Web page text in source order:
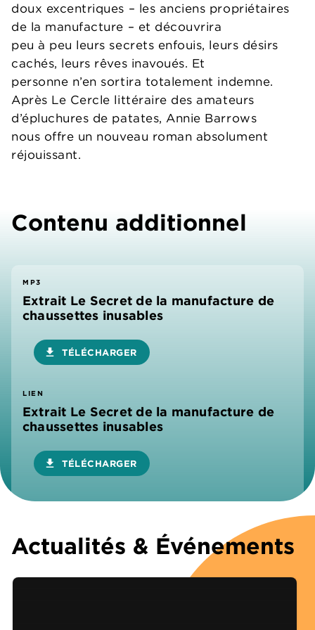
doux excentriques – les anciens propriétaires
de la manufacture – et découvrira
peu à peu leurs secrets enfouis, leurs désirs
cachés, leurs rêves inavoués. Et
personne n’en sortira totalement indemne.
Après Le Cercle littéraire des amateurs
d’épluchures de patates, Annie Barrows
nous offre un nouveau roman absolument
réjouissant.
Contenu additionnel
MP3
Extrait Le Secret de la manufacture de
chaussettes inusables
download TÉLÉCHARGER
LIEN
Extrait Le Secret de la manufacture de
chaussettes inusables
download TÉLÉCHARGER
Actualités & Événements